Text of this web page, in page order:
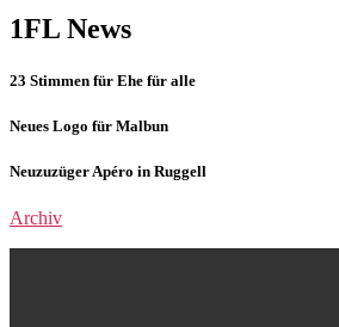
1FL News
23 Stimmen für Ehe für alle
Neues Logo für Malbun
Neuzuzüger Apéro in Ruggell
Archiv